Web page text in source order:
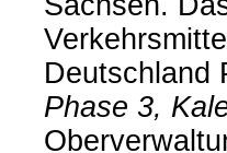
Deutschland
Phase 3,